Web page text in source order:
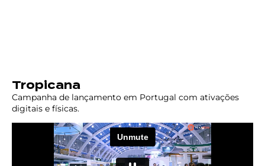
Tropicana
Campanha de lançamento em Portugal com ativações
digitais e físicas.